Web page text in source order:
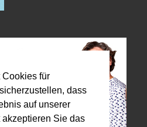
Cookies für
dass
auf unserer
Sie das